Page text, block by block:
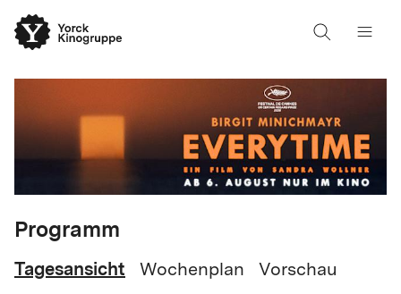
Programm
Tagesansicht Wochenplan Vorschau